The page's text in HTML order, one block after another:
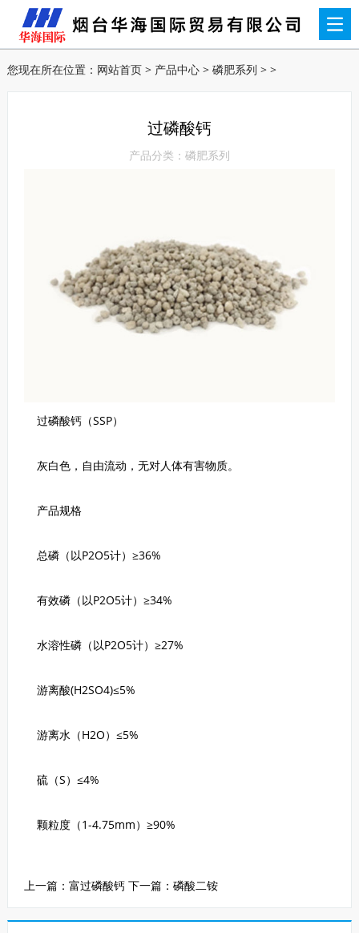
您现在所在位置： 网站首页> 产品中心> 磷肥系列 > >
过磷酸钙
产品分类：磷肥系列
过磷酸钙（SSP）
灰白色，自由流动，无对人体有害物质。
产品规格
总磷（以P2O5计）≥36%
有效磷（以P2O5计）≥34%
水溶性磷（以P2O5计）≥27%
游离酸(H2SO4)≤5%
游离水（H2O）≤5%
硫（S）≤4%
颗粒度（1-4.75mm）≥90%
上一篇： 富过磷酸钙下一篇： 磷酸二铵